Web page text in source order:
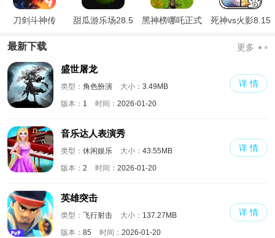
刀剑斗神传
甜瓜游乐场28.5
黑神榜哪吒正式
死神vs火影8.15
最新下载 更多
盛世屠龙
类型： 角色扮演 大小： 3.49MB
版本： 1 时间： 2026-01-20
详 情
音乐达人表演秀
类型： 休闲娱乐 大小： 43.55MB
版本： 2 时间： 2026-01-20
详 情
英雄突击
类型： 飞行射击 大小： 137.27MB
版本： 85 时间： 2026-01-20
详 情